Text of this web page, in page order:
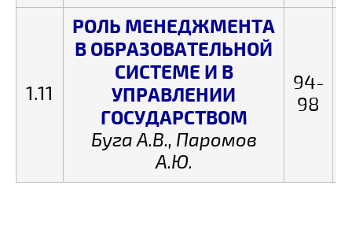
1.11
РОЛЬ МЕНЕДЖМЕНТА
В ОБРАЗОВАТЕЛЬНОЙ
СИСТЕМЕ И В
УПРАВЛЕНИИ
ГОСУДАРСТВОМ
Буга А.В., Паромов
А.Ю.
94-
98